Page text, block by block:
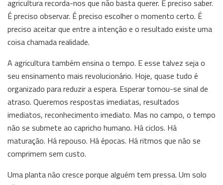
agricultura recorda-nos que não basta querer. É preciso saber.
É preciso observar. É preciso escolher o momento certo. É
preciso aceitar que entre a intenção e o resultado existe uma
coisa chamada realidade.
A agricultura também ensina o tempo. E esse talvez seja o
seu ensinamento mais revolucionário. Hoje, quase tudo é
organizado para reduzir a espera. Esperar tornou-se sinal de
atraso. Queremos respostas imediatas, resultados
imediatos, reconhecimento imediato. Mas no campo, o tempo
não se submete ao capricho humano. Há ciclos. Há
maturação. Há repouso. Há épocas. Há ritmos que não se
comprimem sem custo.
Uma planta não cresce porque alguém tem pressa. Um solo